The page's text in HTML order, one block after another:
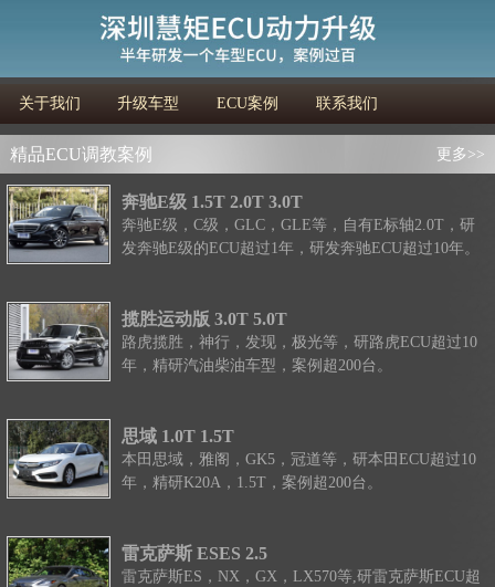
关于我们 升级车型 ECU案例 联系我们
精品ECU调教案例 更多>>
奔驰E级 1.5T 2.0T 3.0T
奔驰E级，C级，GLC，GLE等，自有E标轴2.0T，研
发奔驰E级的ECU超过1年，研发奔驰ECU超过10年。
揽胜运动版 3.0T 5.0T
路虎揽胜，神行，发现，极光等，研路虎ECU超过10
年，精研汽油柴油车型，案例超200台。
思域 1.0T 1.5T
本田思域，雅阁，GK5，冠道等，研本田ECU超过10
年，精研K20A，1.5T，案例超200台。
雷克萨斯 ESES 2.5
雷克萨斯ES，NX，GX，LX570等,研雷克萨斯ECU超